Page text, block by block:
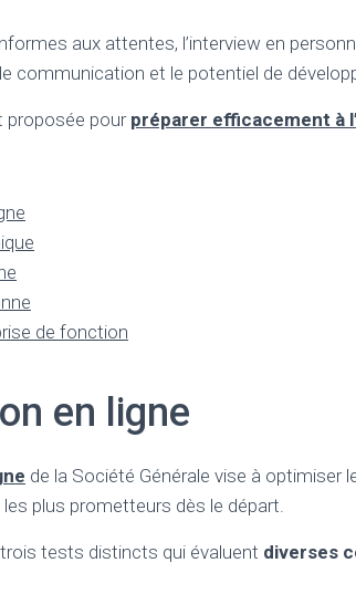
aux attentes, l’interview en
communication et le potentiel de
proposée pour préparer efficacement à
de fonction
en ligne
de la Société Générale vise à optimiser
plus prometteurs dès le départ.
tests distincts qui évaluent diverses